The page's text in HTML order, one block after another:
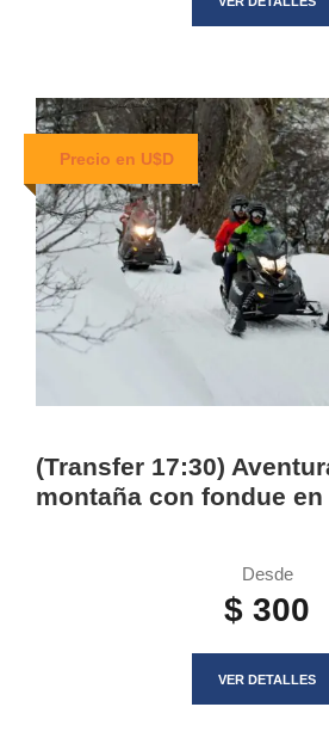
Precio en U$D
(Transfer 17:30)
montaña con fondue
Desde
$ 300
VER DETALLES